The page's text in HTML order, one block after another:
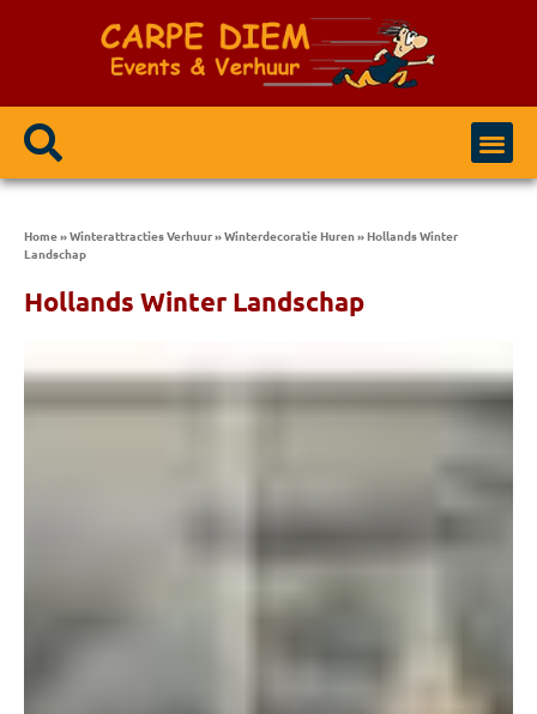
Home»Winterattracties Verhuur»Winterdecoratie Huren»Hollands Winter
Landschap
Hollands Winter Landschap